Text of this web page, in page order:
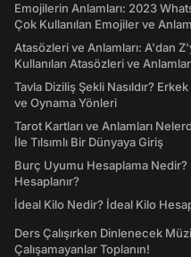
Emojilerin Anlamları: 2023
Çok Kullanılan Emojiler ve
Atasözleri ve Anlamları: A'dan
Kullanılan Atasözleri ve
Tavla Diziliş Şekli Nasıldır?
ve Oynama Yönleri
Tarot Kartları ve Anlamları
İle Tılsımlı Bir Dünyaya Giriş
Burç Uyumu Hesaplama
Hesaplanır?
İdeal Kilo Nedir? İdeal Kilo
Ders Çalışırken Dinlenecek
Çalışamayanlar Toplanın!